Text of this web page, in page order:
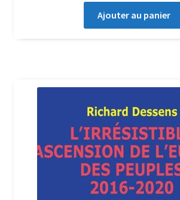
Ajouter au panier